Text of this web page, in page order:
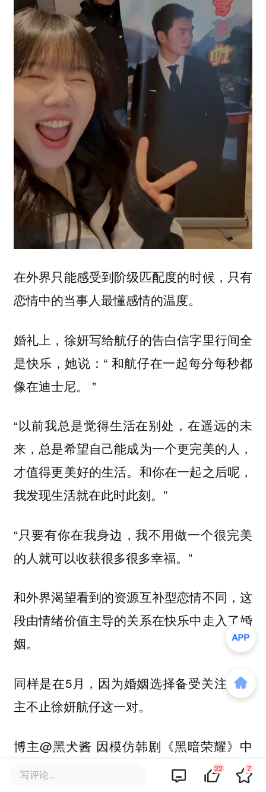
在外界只能感受到阶级匹配度的时候，只有
恋情中的当事人最懂感情的温度。
婚礼上，徐妍写给航仔的告白信字里行间全
是快乐，她说：“ 和航仔在一起每分每秒都
像在迪士尼。 ”
“以前我总是觉得生活在别处，在遥远的未
来，总是希望自己能成为一个更完美的人，
才值得更美好的生活。和你在一起之后呢，
我发现生活就在此时此刻。”
“只要有你在我身边，我不用做一个很完美
的人就可以收获很多很多幸福。”
和外界渴望看到的资源互补型恋情不同，这
段由情绪价值主导的关系在快乐中走入了婚
姻。
同样是在5月，因为婚姻选择备受关注的博
主不止徐妍航仔这一对。
博主@黑犬酱 因模仿韩剧《黑暗荣耀》中
的角色“妍珍”而走红，成为了一位知名的美
写评论... 22 7